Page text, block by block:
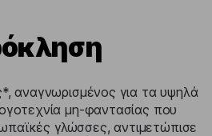
αναγνωρισμένος για τα υψηλά
μη-φαντασίας που
γλώσσες, αντιμετώπισε